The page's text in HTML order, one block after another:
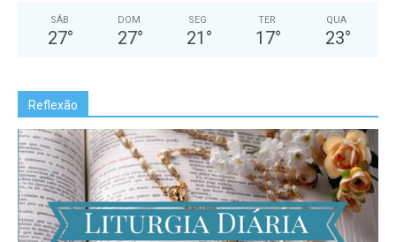
SÁB
27°
DOM
27°
SEG
21 °
TER
17°
QUA
23°
Reflexão